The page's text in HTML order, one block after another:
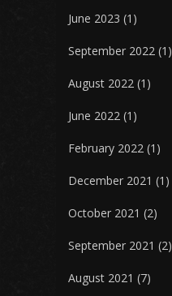
June 2023 (1)
September 2022 (1)
August 2022 (1)
June 2022 (1)
February 2022 (1)
December 2021 (1)
October 2021 (2)
September 2021 (2)
August 2021 (7)